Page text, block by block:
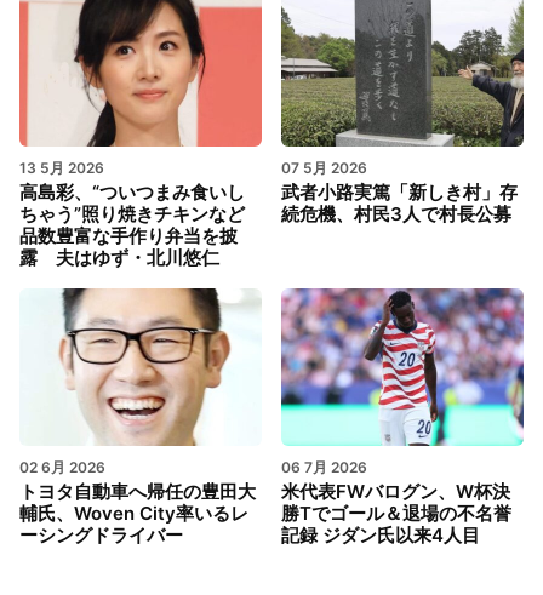
13 5月 2026
高島彩、“ついつまみ食いし
ちゃう”照り焼きチキンなど
品数豊富な手作り弁当を披
露 夫はゆず・北川悠仁
07 5月 2026
武者小路実篤「新しき村」存
続危機、村民3人で村長公募
02 6月 2026
トヨタ自動車へ帰任の豊田大
輔氏、Woven City率いるレ
ーシングドライバー
06 7月 2026
米代表FWバログン、W杯決
勝Tでゴール＆退場の不名誉
記録 ジダン氏以来4人目